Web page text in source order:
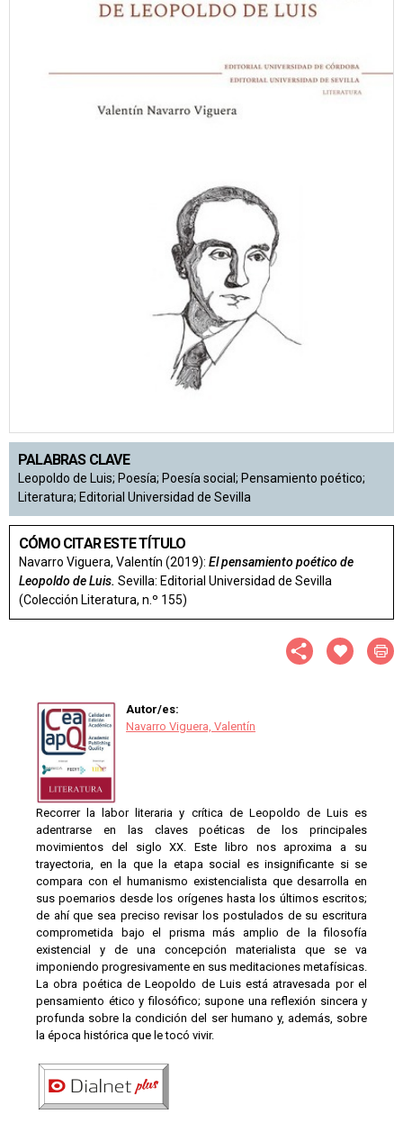
PALABRAS CLAVE
Leopoldo de Luis; Poesía; Poesía social; Pensamiento poético;
Literatura; Editorial Universidad de Sevilla
CÓMO CITAR ESTE TÍTULO
Navarro Viguera, Valentín (2019): El pensamiento poético de
Leopoldo de Luis. Sevilla: Editorial Universidad de Sevilla
(Colección Literatura, n.º 155)
Autor/es:
Navarro Viguera, Valentín
Recorrer la labor literaria y crítica de Leopoldo de Luis es
adentrarse en las claves poéticas de los principales
movimientos del siglo XX. Este libro nos aproxima a su
trayectoria, en la que la etapa social es insignificante si se
compara con el humanismo existencialista que desarrolla en
sus poemarios desde los orígenes hasta los últimos escritos;
de ahí que sea preciso revisar los postulados de su escritura
comprometida bajo el prisma más amplio de la filosofía
existencial y de una concepción materialista que se va
imponiendo progresivamente en sus meditaciones metafísicas.
La obra poética de Leopoldo de Luis está atravesada por el
pensamiento ético y filosófico; supone una reflexión sincera y
profunda sobre la condición del ser humano y, además, sobre
la época histórica que le tocó vivir.